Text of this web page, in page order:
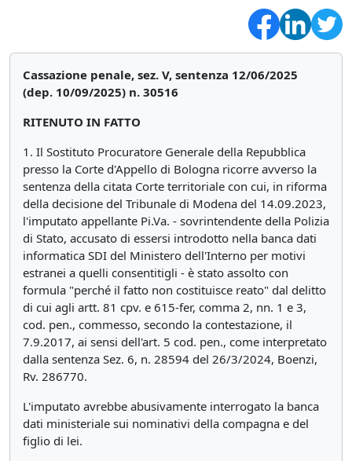
Cassazione penale, sez. V, sentenza 12/06/2025
(dep. 10/09/2025) n. 30516
RITENUTO IN FATTO
1. Il Sostituto Procuratore Generale della Repubblica
presso la Corte d'Appello di Bologna ricorre avverso la
sentenza della citata Corte territoriale con cui, in riforma
della decisione del Tribunale di Modena del 14.09.2023,
l'imputato appellante Pi.Va. - sovrintendente della Polizia
di Stato, accusato di essersi introdotto nella banca dati
informatica SDI del Ministero dell'Interno per motivi
estranei a quelli consentitigli - è stato assolto con
formula "perché il fatto non costituisce reato" dal delitto
di cui agli artt. 81 cpv. e 615-fer, comma 2, nn. 1 e 3,
cod. pen., commesso, secondo la contestazione, il
7.9.2017, ai sensi dell'art. 5 cod. pen., come interpretato
dalla sentenza Sez. 6, n. 28594 del 26/3/2024, Boenzi,
Rv. 286770.
L'imputato avrebbe abusivamente interrogato la banca
dati ministeriale sui nominativi della compagna e del
figlio di lei.